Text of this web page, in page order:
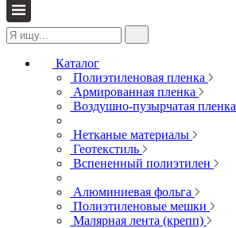
Каталог
Полиэтиленовая пленка
Армированная пленка
Воздушно-пузырчатая пленка
Нетканые материалы
Геотекстиль
Вспененный полиэтилен
Алюминиевая фольга
Полиэтиленовые мешки
Малярная лента (крепп)